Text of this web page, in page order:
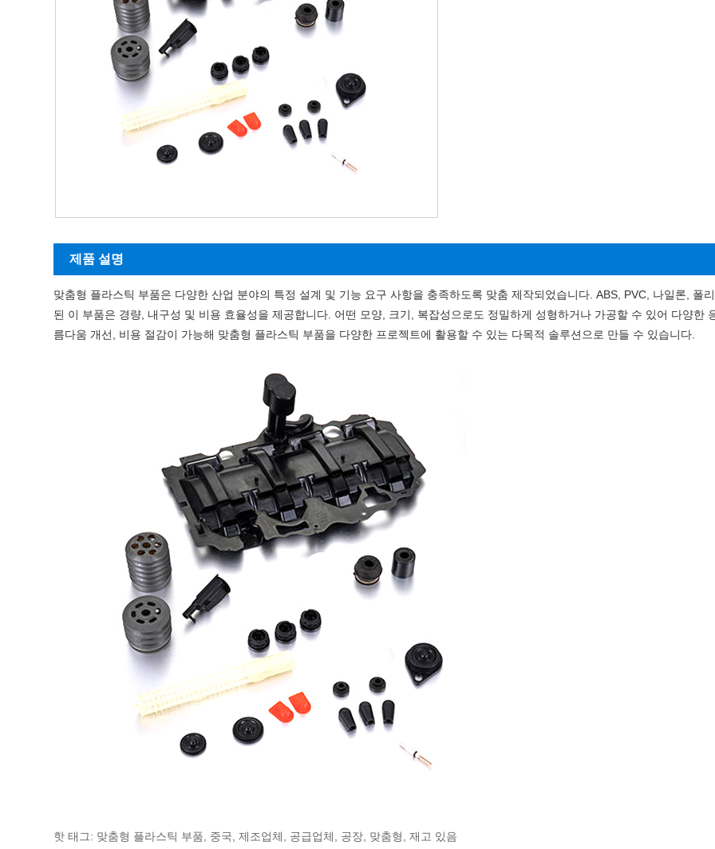
제품 설명
맞춤형 플라스틱 부품은 다양한 산업 분야의 특정 설계 및 기능 요구 사항을 충족하도록 맞춤 제작되었습니다. ABS, PVC, 나일론, 폴
된 이 부품은 경량, 내구성 및 비용 효율성을 제공합니다. 어떤 모양, 크기, 복잡성으로도 정밀하게 성형하거나 가공할 수 있어 다양한
름다움 개선, 비용 절감이 가능해 맞춤형 플라스틱 부품을 다양한 프로젝트에 활용할 수 있는 다목적 솔루션으로 만들 수 있습니다.
핫 태그: 맞춤형 플라스틱 부품, 중국, 제조업체, 공급업체, 공장, 맞춤형, 재고 있음